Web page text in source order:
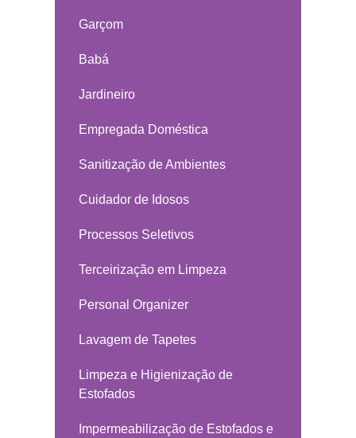
Garçom
Babá
Jardineiro
Empregada Doméstica
Sanitização de Ambientes
Cuidador de Idosos
Processos Seletivos
Terceirização em Limpeza
Personal Organizer
Lavagem de Tapetes
Limpeza e Higienização de
Estofados
Impermeabilização de Estofados e